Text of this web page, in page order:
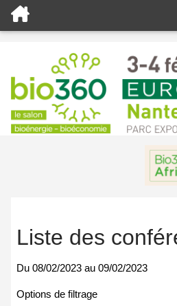
Liste des
Du 08/02/2023 au 09/02/2023
Options de filtrage